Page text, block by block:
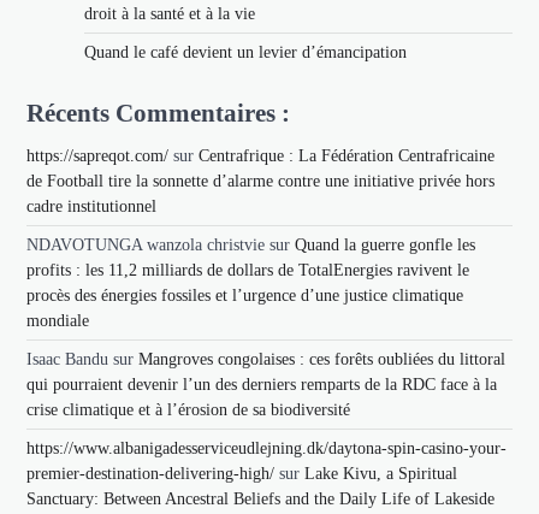
droit à la santé et à la vie
Quand le café devient un levier d’émancipation
Récents Commentaires :
https://sapreqot.com/ surCentrafrique : La Fédération Centrafricaine
de Football tire la sonnette d’alarme contre une initiative privée hors
cadre institutionnel
NDAVOTUNGA wanzola christvie surQuand la guerre gonfle les
profits : les 11,2 milliards de dollars de TotalEnergies ravivent le
procès des énergies fossiles et l’urgence d’une justice climatique
mondiale
Isaac Bandu surMangroves congolaises : ces forêts oubliées du littoral
qui pourraient devenir l’un des derniers remparts de la RDC face à la
crise climatique et à l’érosion de sa biodiversité
https://www.albanigadesserviceudlejning.dk/daytona-spin-casino-your-
premier-destination-delivering-high/ surLake Kivu, a Spiritual
Sanctuary: Between Ancestral Beliefs and the Daily Life of Lakeside